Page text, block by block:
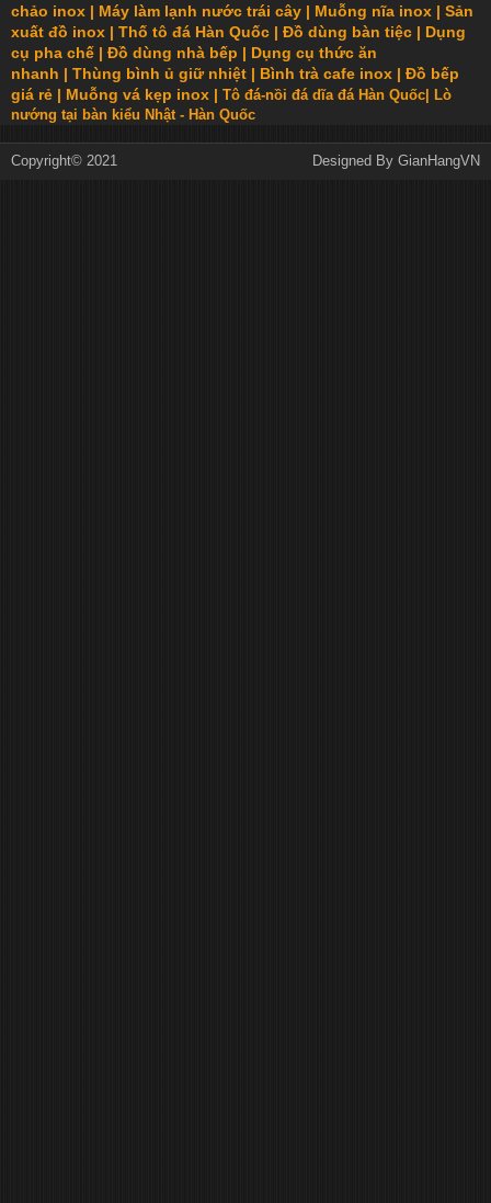
chảo inox | Máy làm lạnh nước trái cây | Muỗng nĩa inox | Sản
xuất đồ inox | Thố tô đá Hàn Quốc | Đồ dùng bàn tiệc | Dụng
cụ pha chế | Đồ dùng nhà bếp | Dụng cụ thức ăn
nhanh | Thùng bình ủ giữ nhiệt | Bình trà cafe inox | Đồ bếp
giá rẻ | Muỗng vá kẹp inox | Tô đá-nồi đá dĩa đá Hàn Quốc
Lò
nướng tại bàn kiểu Nhật - Hàn Quốc
Copyright© 2021 Designed By GianHangVN